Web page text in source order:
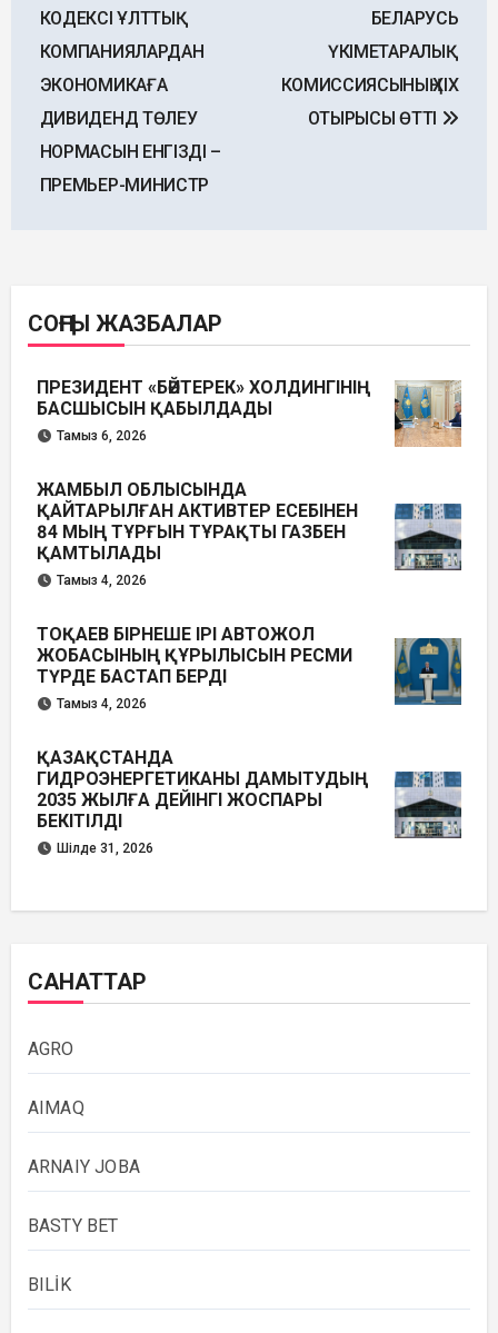
КОДЕКСІ ҰЛТТЫҚ
КОМПАНИЯЛАРДАН
ЭКОНОМИКАҒА
ДИВИДЕНД ТӨЛЕУ
НОРМАСЫН ЕНГІЗДІ –
ПРЕМЬЕР-МИНИСТР
БЕЛАРУСЬ
ҮКІМЕТАРАЛЫҚ
КОМИССИЯСЫНЫҢ XIX
ОТЫРЫСЫ ӨТТІ
СОҢҒЫ ЖАЗБАЛАР
ПРЕЗИДЕНТ «БӘЙТЕРЕК» ХОЛДИНГІНІҢ
БАСШЫСЫН ҚАБЫЛДАДЫ
Тамыз 6, 2026
ЖАМБЫЛ ОБЛЫСЫНДА
ҚАЙТАРЫЛҒАН АКТИВТЕР ЕСЕБІНЕН
84 МЫҢ ТҰРҒЫН ТҰРАҚТЫ ГАЗБЕН
ҚАМТЫЛАДЫ
Тамыз 4, 2026
ТОҚАЕВ БІРНЕШЕ ІРІ АВТОЖОЛ
ЖОБАСЫНЫҢ ҚҰРЫЛЫСЫН РЕСМИ
ТҮРДЕ БАСТАП БЕРДІ
Тамыз 4, 2026
ҚАЗАҚСТАНДА
ГИДРОЭНЕРГЕТИКАНЫ ДАМЫТУДЫҢ
2035 ЖЫЛҒА ДЕЙІНГІ ЖОСПАРЫ
БЕКІТІЛДІ
Шілде 31, 2026
САНАТТАР
AGRO
AIMAQ
ARNAIY JOBA
BASTY BET
BILİK